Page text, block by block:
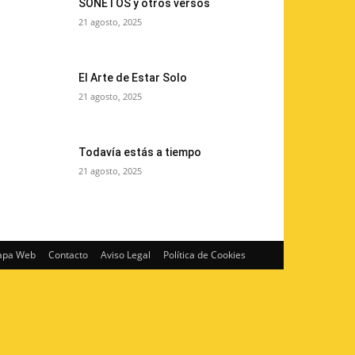
SONETOS y otros versos
21 agosto, 2025
El Arte de Estar Solo
21 agosto, 2025
Todavía estás a tiempo
21 agosto, 2025
Web Contacto Aviso Legal Política de Cookies